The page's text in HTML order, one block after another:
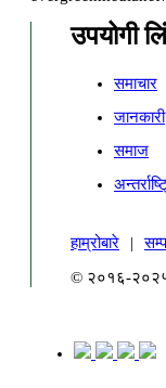
उपयोगी
समाचार
जानकारी
समाज
हाम्रोबारे |
© २०१६-